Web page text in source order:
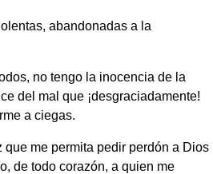
abandonadas a la
no tengo la inocencia de la
del mal que ¡desgraciadamente!
a ciegas.
me permita pedir perdón a Dios
de todo corazón, a quien me